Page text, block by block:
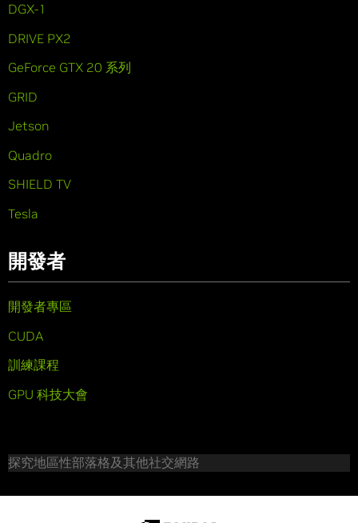
DGX-1
DRIVE PX2
GeForce GTX 20 系列
GRID
Jetson
Quadro
SHIELD TV
Tesla
開發者
開發者專區
CUDA
訓練課程
GPU 科技大會
探究地區性部落格及其他社交網路